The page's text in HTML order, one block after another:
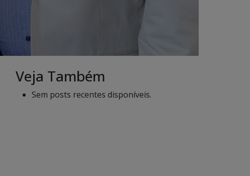
Veja Também
Sem posts recentes disponíveis.